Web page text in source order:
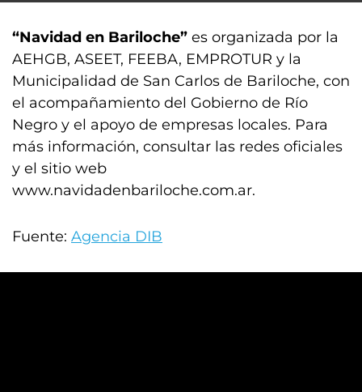
“Navidad en Bariloche” es organizada por la
AEHGB, ASEET, FEEBA, EMPROTUR y la
Municipalidad de San Carlos de Bariloche, con
el acompañamiento del Gobierno de Río
Negro y el apoyo de empresas locales. Para
más información, consultar las redes oficiales
y el sitio web
www.navidadenbariloche.com.ar.
Fuente: Agencia DIB